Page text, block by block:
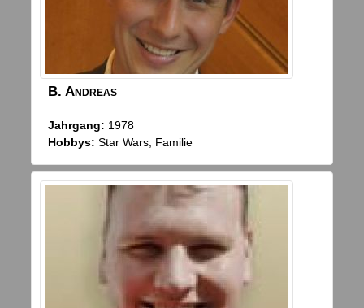
B. Andreas
Jahrgang: 1978
Hobbys: Star Wars, Familie